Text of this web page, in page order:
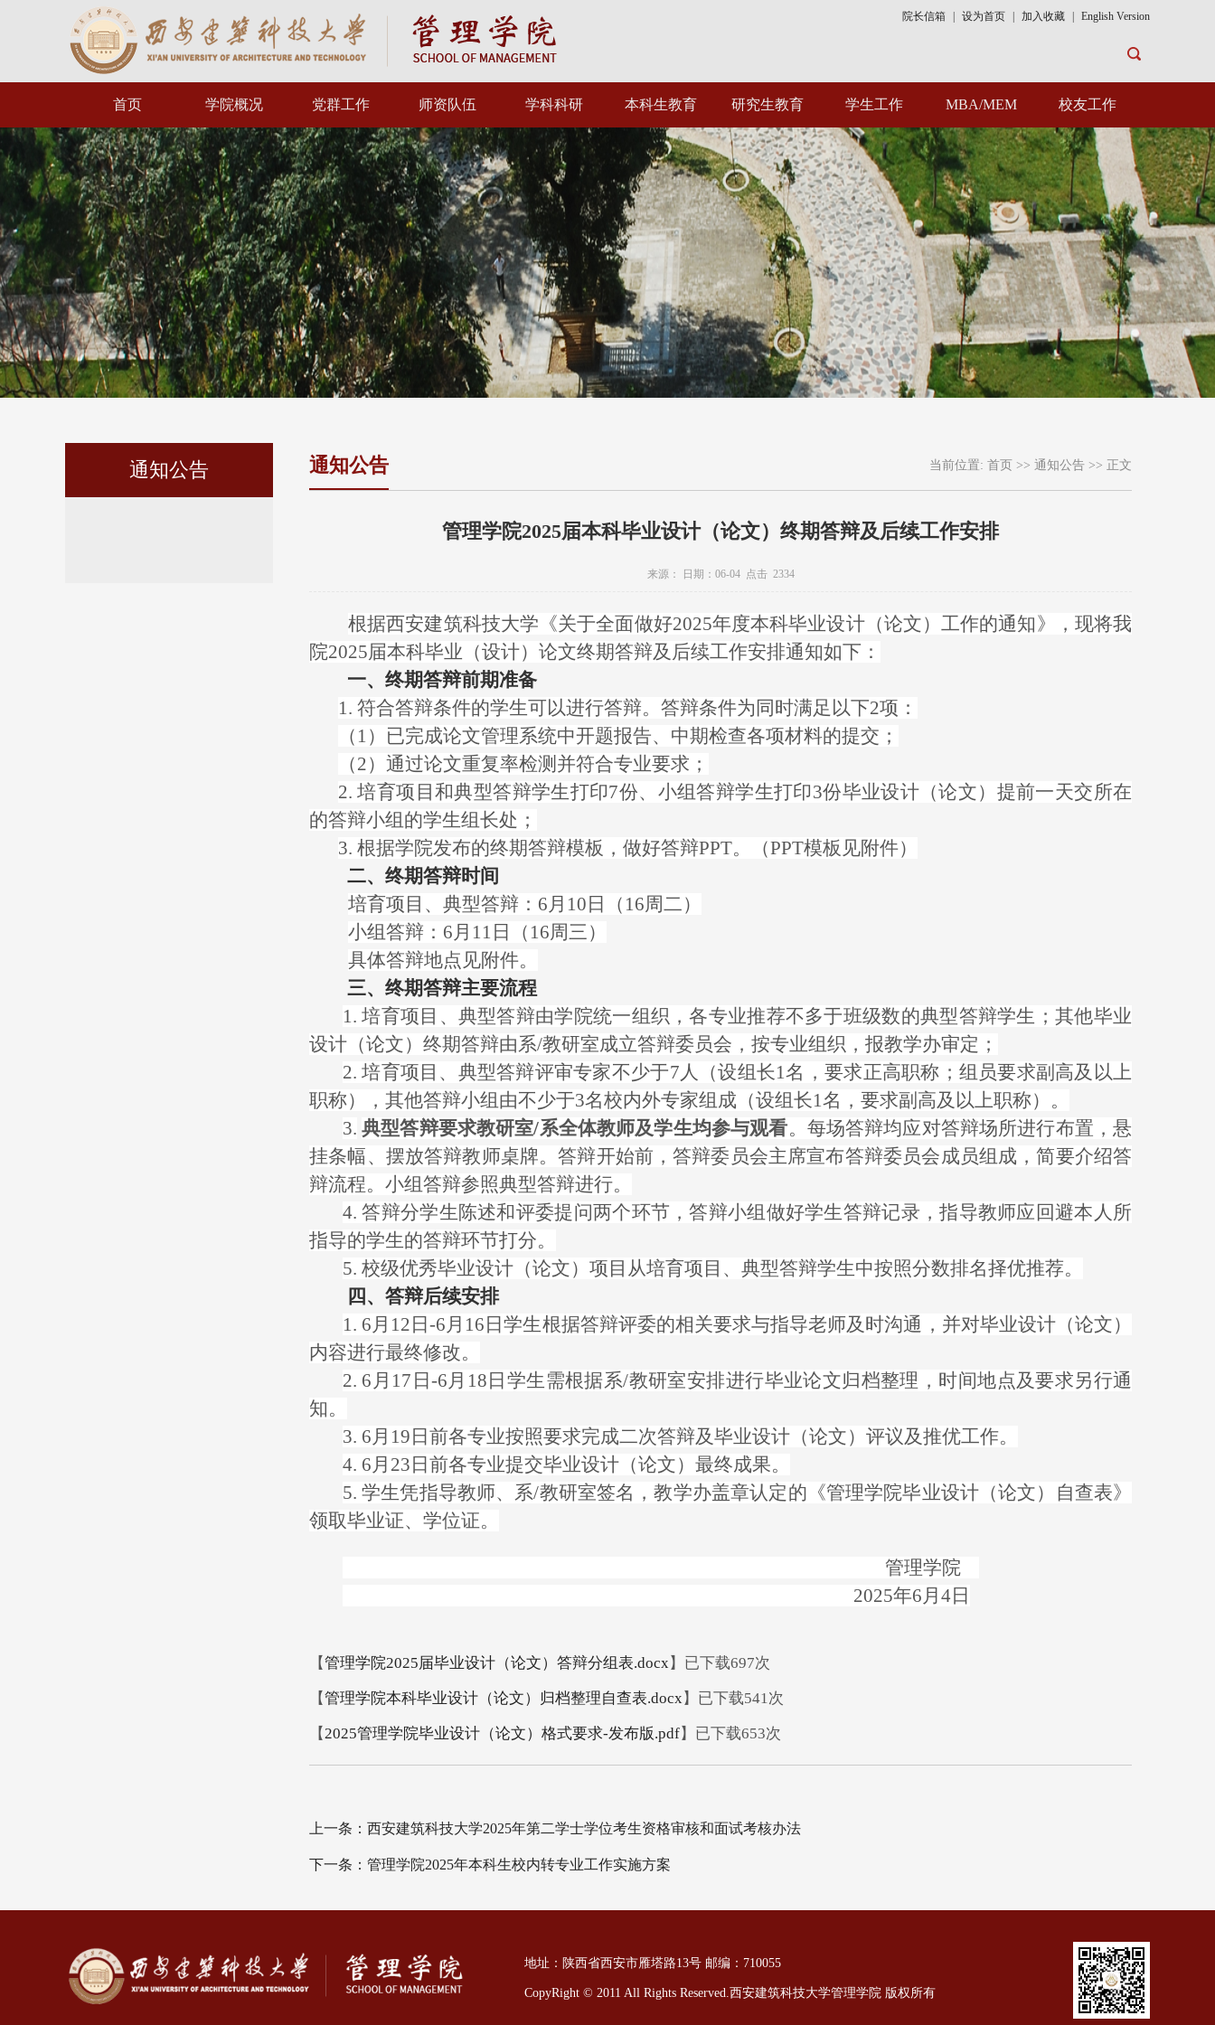
院长信箱 设为首页 加入收藏 English Version
首页 学院概况
学院简介
学院领导
组织机构
办公指南
党群工作
组织机构
规章制度
工会工作
党群活动
师资队伍
工程管理系
信息管理与信息系统系
工商管理系
会计学系
经济科学系
大数据管理系
教师主页
学科科研
学科设置
学科带头人
科研机构
科研团队
本科生教育
规章制度
专业设置
培养方案
资料下载
研究生教育
规章制度
专业设置
培养方案
指导教师
学生工作
组织机构
学工动态
招生就业
学工文件
MBA/MEM
MBA
MEM
校友工作
校友风采
校友活动
校友捐赠
通知公告 通知公告 当前位置: 首页 >> 通知公告 >> 正文
管理学院2025届本科毕业设计（论文）终期答辩及后续工作安排
来源： 日期： 06-04点击 2334
根据西安建筑科技大学《关于全面做好2025年度本科毕业设计（论文）工作的通知》，现将我
院2025届本科毕业（设计）论文终期答辩及后续工作安排通知如下：
一、终期答辩前期准备
1. 符合答辩条件的学生可以进行答辩。答辩条件为同时满足以下2项：
（1）已完成论文管理系统中开题报告、中期检查各项材料的提交；
（2）通过论文重复率检测并符合专业要求；
2. 培育项目和典型答辩学生打印7份、小组答辩学生打印3份毕业设计（论文）提前一天交所在
的答辩小组的学生组长处；
3. 根据学院发布的终期答辩模板，做好答辩PPT。（PPT模板见附件）
二、终期答辩时间
培育项目、典型答辩：6月10日（16周二）
小组答辩：6月11日（16周三）
具体答辩地点见附件。
三、终期答辩主要流程
1. 培育项目、典型答辩由学院统一组织，各专业推荐不多于班级数的典型答辩学生；其他毕业
设计（论文）终期答辩由系/教研室成立答辩委员会，按专业组织，报教学办审定；
2. 培育项目、典型答辩评审专家不少于7人（设组长1名，要求正高职称；组员要求副高及以上
职称），其他答辩小组由不少于3名校内外专家组成（设组长1名，要求副高及以上职称）。
3. 典型答辩要求教研室/系全体教师及学生均参与观看。每场答辩均应对答辩场所进行布置，悬
挂条幅、摆放答辩教师桌牌。答辩开始前，答辩委员会主席宣布答辩委员会成员组成，简要介绍答
辩流程。小组答辩参照典型答辩进行。
4. 答辩分学生陈述和评委提问两个环节，答辩小组做好学生答辩记录，指导教师应回避本人所
指导的学生的答辩环节打分。
5. 校级优秀毕业设计（论文）项目从培育项目、典型答辩学生中按照分数排名择优推荐。
四、答辩后续安排
1. 6月12日-6月16日学生根据答辩评委的相关要求与指导老师及时沟通，并对毕业设计（论文）
内容进行最终修改。
2. 6月17日-6月18日学生需根据系/教研室安排进行毕业论文归档整理，时间地点及要求另行通
知。
3. 6月19日前各专业按照要求完成二次答辩及毕业设计（论文）评议及推优工作。
4. 6月23日前各专业提交毕业设计（论文）最终成果。
5. 学生凭指导教师、系/教研室签名，教学办盖章认定的《管理学院毕业设计（论文）自查表》
领取毕业证、学位证。
管理学院
2025年6月4日
【管理学院2025届毕业设计（论文）答辩分组表.docx】已下载697次
【管理学院本科毕业设计（论文）归档整理自查表.docx】已下载541次
【2025管理学院毕业设计（论文）格式要求-发布版.pdf】已下载653次
上一条：西安建筑科技大学2025年第二学士学位考生资格审核和面试考核办法
下一条：管理学院2025年本科生校内转专业工作实施方案
地址：陕西省西安市雁塔路13号 邮编：710055
CopyRight © 2011 All Rights Reserved.西安建筑科技大学管理学院 版权所有